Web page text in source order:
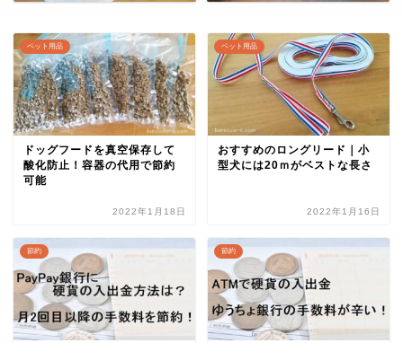
ペット用品
ドッグフードを真空保存して
酸化防止！容器の代用で節約
可能
2022年1月18日
ペット用品
おすすめのロングリード｜小
型犬には20ｍがベストな長さ
2022年1月16日
節約 節約